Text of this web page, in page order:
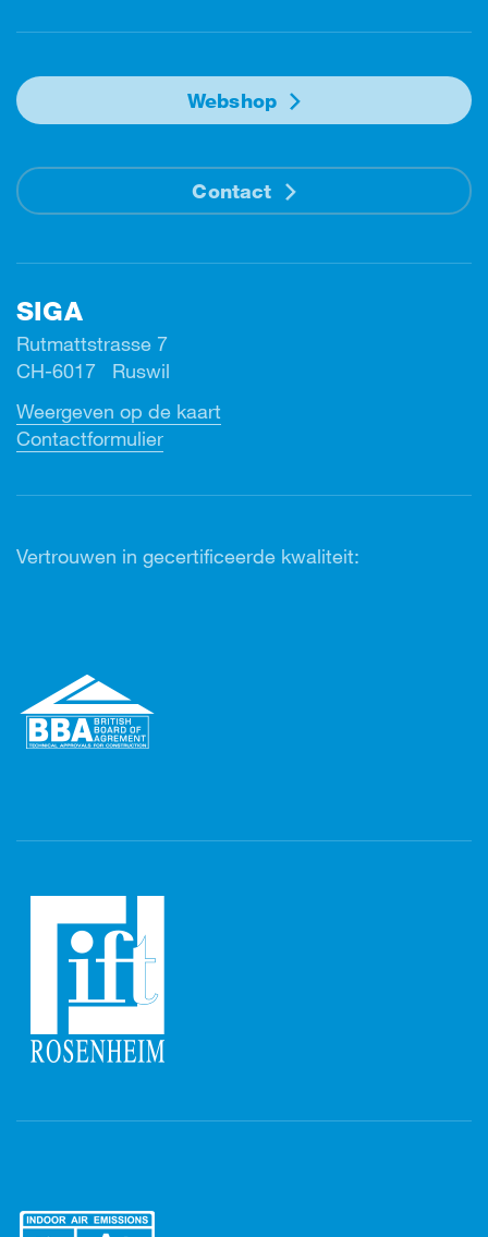
Webshop
Contact
SIGA
Rutmattstrasse 7
CH-6017 Ruswil
Weergeven op de kaart
Contactformulier
Vertrouwen in gecertificeerde kwaliteit: